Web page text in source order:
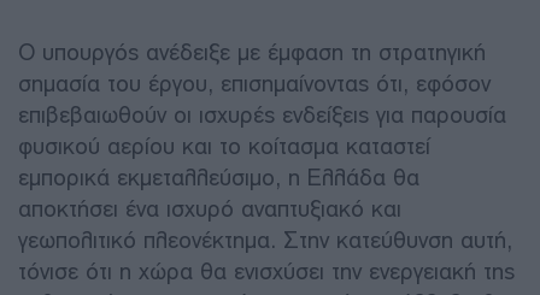
Ο υπουργός ανέδειξε με έμφαση τη στρατηγική
σημασία του έργου, επισημαίνοντας ότι, εφόσον
επιβεβαιωθούν οι ισχυρές ενδείξεις για παρουσία
φυσικού αερίου και το κοίτασμα καταστεί
εμπορικά εκμεταλλεύσιμο, η Ελλάδα θα
αποκτήσει ένα ισχυρό αναπτυξιακό και
γεωπολιτικό πλεονέκτημα. Στην κατεύθυνση αυτή,
τόνισε ότι η χώρα θα ενισχύσει την ενεργειακή της